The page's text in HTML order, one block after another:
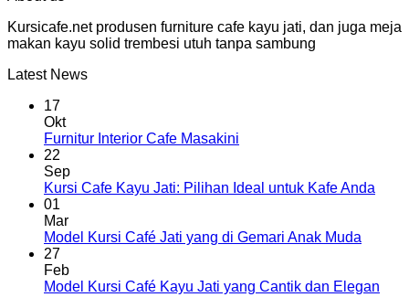
Kursicafe.net produsen furniture cafe kayu jati, dan juga meja
makan kayu solid trembesi utuh tanpa sambung
Latest News
17
Okt
Furnitur Interior Cafe Masakini
22
Sep
Kursi Cafe Kayu Jati: Pilihan Ideal untuk Kafe Anda
01
Mar
Model Kursi Café Jati yang di Gemari Anak Muda
27
Feb
Model Kursi Café Kayu Jati yang Cantik dan Elegan